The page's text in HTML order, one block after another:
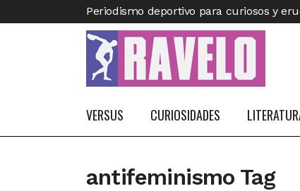
Periodismo deportivo para curiosos y
VERSUS CURIOSIDADES
antifeminismo Tag